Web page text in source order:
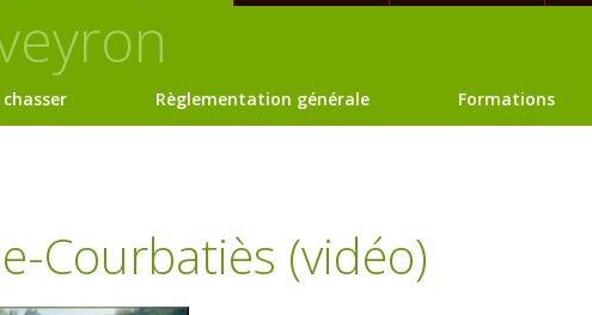
Règlementation générale Formations
Courbatiès (vidéo)